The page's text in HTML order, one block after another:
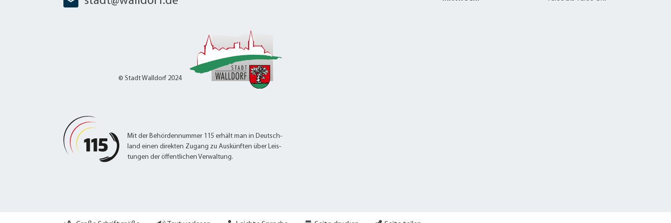
© Stadt Walldorf 2024
Mit der Behördennummer 115 erhält man in Deutsch-
land einen direkten Zugang zu Auskünften über Leis-
tungen der öffentlichen Verwaltung.